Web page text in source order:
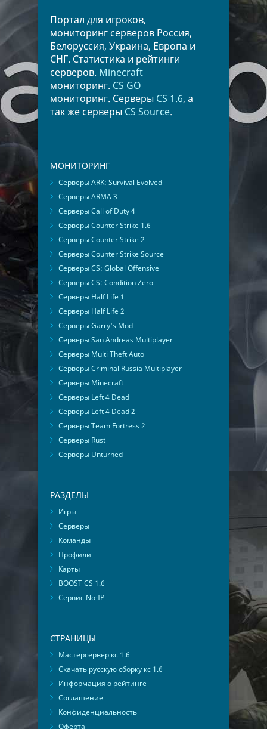
Портал для игроков,
мониторинг серверов Россия,
Белоруссия, Украина, Европа и
СНГ. Статистика и рейтинги
серверов. Minecraft
мониторинг. CS GO
мониторинг. Серверы CS 1.6, а
так же серверы CS Source.
МОНИТОРИНГ
Серверы ARK: Survival Evolved
Серверы ARMA 3
Серверы Call of Duty 4
Серверы Counter Strike 1.6
Серверы Counter Strike 2
Серверы Counter Strike Source
Серверы CS: Global Offensive
Серверы CS: Condition Zero
Серверы Half Life 1
Серверы Half Life 2
Серверы Garry's Mod
Серверы San Andreas Multiplayer
Серверы Multi Theft Auto
Серверы Criminal Russia Multiplayer
Серверы Minecraft
Серверы Left 4 Dead
Серверы Left 4 Dead 2
Серверы Team Fortress 2
Серверы Rust
Серверы Unturned
РАЗДЕЛЫ
Игры
Серверы
Команды
Профили
Карты
BOOST CS 1.6
Сервис No-IP
СТРАНИЦЫ
Мастерсервер кс 1.6
Скачать русскую сборку кс 1.6
Информация о рейтинге
Соглашение
Конфиденциальность
Оферта